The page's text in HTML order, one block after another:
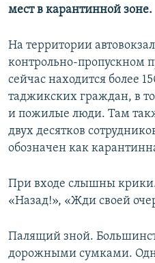
мест в карантинной зоне.
На территории
контрольно-пропускном
сейчас находится более
таджикских граждан, в
и пожилые люди. Там
двух десятков
обозначен как
При входе слышны крики.
«Назад!», «Жди своей
Палящий зной.
дорожными сумками.